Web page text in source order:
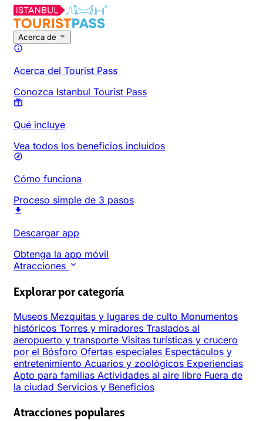
Acerca de
Acerca del Tourist Pass
Conozca Istanbul Tourist Pass
Qué incluye
Vea todos los beneficios incluidos
Cómo funciona
Proceso simple de 3 pasos
Descargar app
Obtenga la app móvil
Atracciones
Explorar por categoría
Museos Mezquitas y lugares de culto Monumentos
históricos Torres y miradores Traslados al
aeropuerto y transporte Visitas turísticas y crucero
por el Bósforo Ofertas especiales Espectáculos y
entretenimiento Acuarios y zoológicos Experiencias
Apto para familias Actividades al aire libre Fuera de
la ciudad Servicios y Beneficios
Atracciones populares